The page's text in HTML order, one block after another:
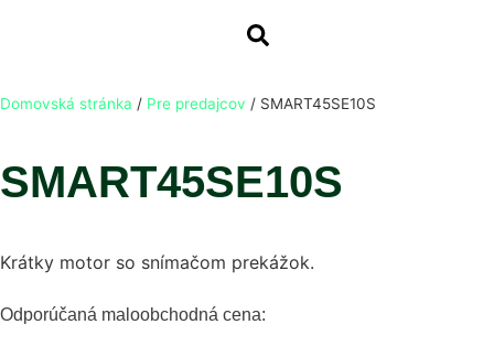
Domovská stránka / Pre predajcov / SMART45SE10S
SMART45SE10S
Krátky motor so snímačom prekážok.
Odporúčaná maloobchodná cena: